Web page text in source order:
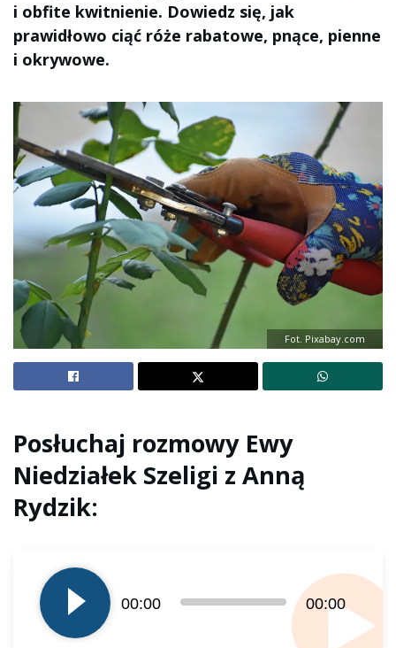
i obfite kwitnienie. Dowiedz się, jak
prawidłowo ciąć róże rabatowe, pnące, pienne
i okrywowe.
Fot. Pixabay.com
Posłuchaj rozmowy Ewy
Niedziałek Szeligi z Anną
Rydzik:
plików
dźwiękowych
00:00 00:00